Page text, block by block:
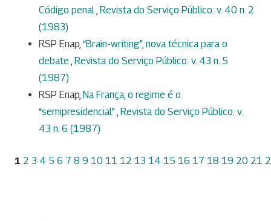
Código penal Revista do Serviço Público: v. 40 n. 2
(1983)
RSP Enap, “Brain-writing”, nova técnica para o
debate Revista do Serviço Público: v. 43 n. 5
(1987)
RSP Enap, Na França, o regime é o
“semipresidencial” Revista do Serviço Público: v.
43 n. 6 (1987)
1 2 3 4 5 6 7 8 9 10 11 12 13 14 15 16 17 18 19 20 21